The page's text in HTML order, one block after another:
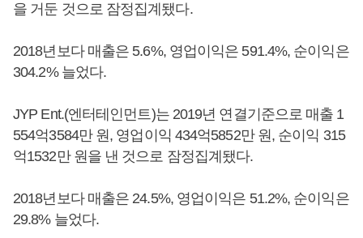
을 거둔 것으로 잠정집계됐다.
2018년보다 매출은 5.6%, 영업이익은 591.4%, 순이익은
304.2% 늘었다.
JYP Ent.(엔터테인먼트)는 2019년 연결기준으로 매출 1
554억3584만 원, 영업이익 434억5852만 원, 순이익 315
억1532만 원을 낸 것으로 잠정집계됐다.
2018년보다 매출은 24.5%, 영업이익은 51.2%, 순이익은
29.8% 늘었다.